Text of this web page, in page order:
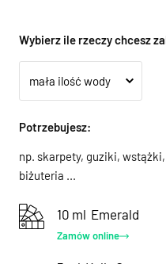
Wybierz ile rzeczy chcesz
Potrzebujesz:
np. skarpety, guziki,
biżuteria ...
10 ml Emerald
Zamów online